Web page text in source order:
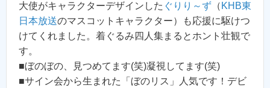
大使がキャラクターデザインした ぐりり～ず （ KHB東
日本放送のマスコットキャラクター）も応援に駆けつ
けてくれました。着ぐるみ四人集まるとホント壮観で
す。
■ぼのぼの、見つめてます(笑)凝視してます(笑)
■サイン会から生まれた「ぼのリス」人気です！デビ